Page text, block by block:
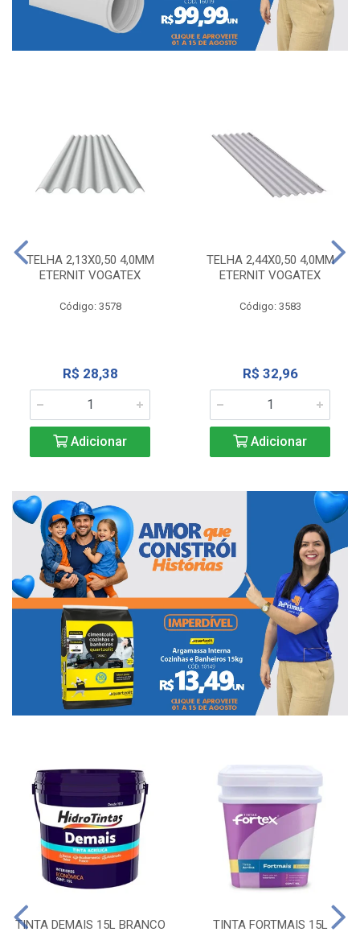
TELHA 2,13X0,50 4,0MM
ETERNIT VOGATEX
Código: 3578
R$ 28,38
Adicionar
TELHA 2,44X0,50 4,0MM
ETERNIT VOGATEX
Código: 3583
R$ 32,96
Adicionar
TINTA DEMAIS 15L BRANCO TINTA FORTMAIS 15L